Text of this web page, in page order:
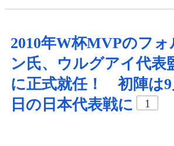
2010年W杯MVPのフォ
ン氏、ウルグアイ代表
に正式就任！ 初陣は9
日の日本代表戦に
1